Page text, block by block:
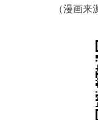
（漫画来